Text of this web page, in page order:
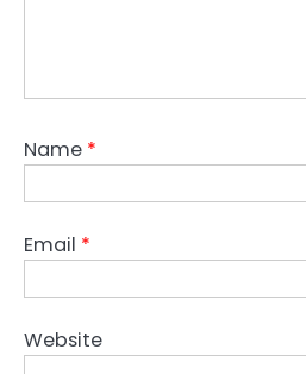
Name *
Email *
Website